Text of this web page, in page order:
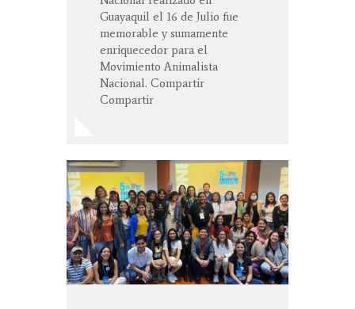
Guayaquil el 16 de Julio fue
memorable y sumamente
enriquecedor para el
Movimiento Animalista
Nacional. Compartir
Compartir